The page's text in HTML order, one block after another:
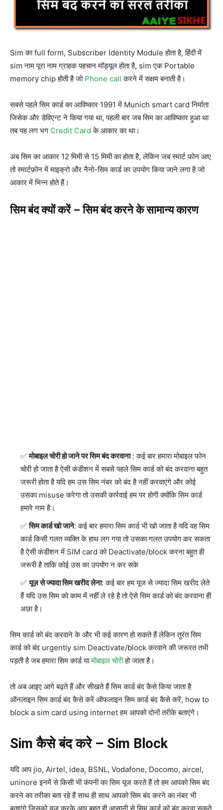
Sim का full form, Subscriber Identity Module होता है, हिंदी में
sim नाम पूरा नाम ग्राहक पहचान मॉड्यूल होता है, sim एक Portable
memory chip होती है जो Phone call करने में सक्षम बनाती है।
सबसे पहले सिम कार्ड का आविष्कार 1991 में Munich smart card निर्माता
जिसेक और डेविएन्ट ने किया गया था, पहली बार जब सिम का आविष्कार हुआ था
तब यह लग भग Credit Card के आकार का था।
अब सिम का आकार 12 मिमी से 15 मिमी का होता है, लेकिन जब स्मार्ट फोन आए
तो स्मार्टफ़ोन में माइक्रो और नैनो-सिम कार्ड का उपयोग किया जाने लगा है जो
आकार में भिन्न होते हैं।
सिम बंद क्यों करें – सिम बंद करने के सामान्य कारण
मोबाइल चोरी हो जाने पर सिम बंद करवाना: कई बार हमारा मोबाइल फोन
चोरी हो जाता है ऐसी कंडीशन में सबसे पहले सिम कार्ड को बंद करवाना बहुत
जरूरी होता है यदि हम उस सिम नंबर को बंद है नहीं करवाएंगे और कोई
उसका misuse करेगा तो उसकी कार्रवाई हम पर होगी क्योंकि सिम कार्ड
हमारे नाम है।
सिम कार्ड खो जाने: कई बार हमारा सिम कार्ड भी खो जाता है यदि वह सिम
कार्ड किसी गलत व्यक्ति के हाथ लग गया तो उसका गलत उपयोग कर सकता
है ऐसी कंडीशन में SIM card को Deactivate/block करना बहुत ही
जरूरी है ताकि कोई उस का उपयोग न कर सके
यूज़ से ज्यादा सिम खरीद लेना: कई बार हम यूज से ज्यादा सिम खरीद लेते
हैं यदि उस सिम को काम में नहीं ले रहे है तो ऐसे सिम कार्ड को बंद करवाना ही
अछा है।
सिम कार्ड को बंद करवाने के और भी कई कारण हो सकते हैं लेकिन तुरंत सिम
कार्ड को बंद urgently sim Deactivate/block करवाने की जरूरत तभी
पड़ती है जब हमारा सिम कार्ड यामोबाइल चोरीहो जाता है।
तो अब आइए आगे बढ़ते हैं और सीखते हैं सिम कार्ड बंद कैसे किया जाता है
ऑनलाइन सिम कार्ड बंद कैसे करें ऑफलाइन सिम कार्ड बंद कैसे करें, how to
block a sim card using internet हम आपको दोनों तरीके बताएंगे।
Sim कैसे बंद करे – Sim Block
यदि आप jio, Airtel, idea, BSNL, Vodafone, Docomo, aircel,
uninore इनमें से किसी भी कंपनी का सिम यूज करते हैं तो हम आपको सिम बंद
करने का तरीका बता रहे हैं साथ ही साथ आपको सिम बंद करने का नंबर भी